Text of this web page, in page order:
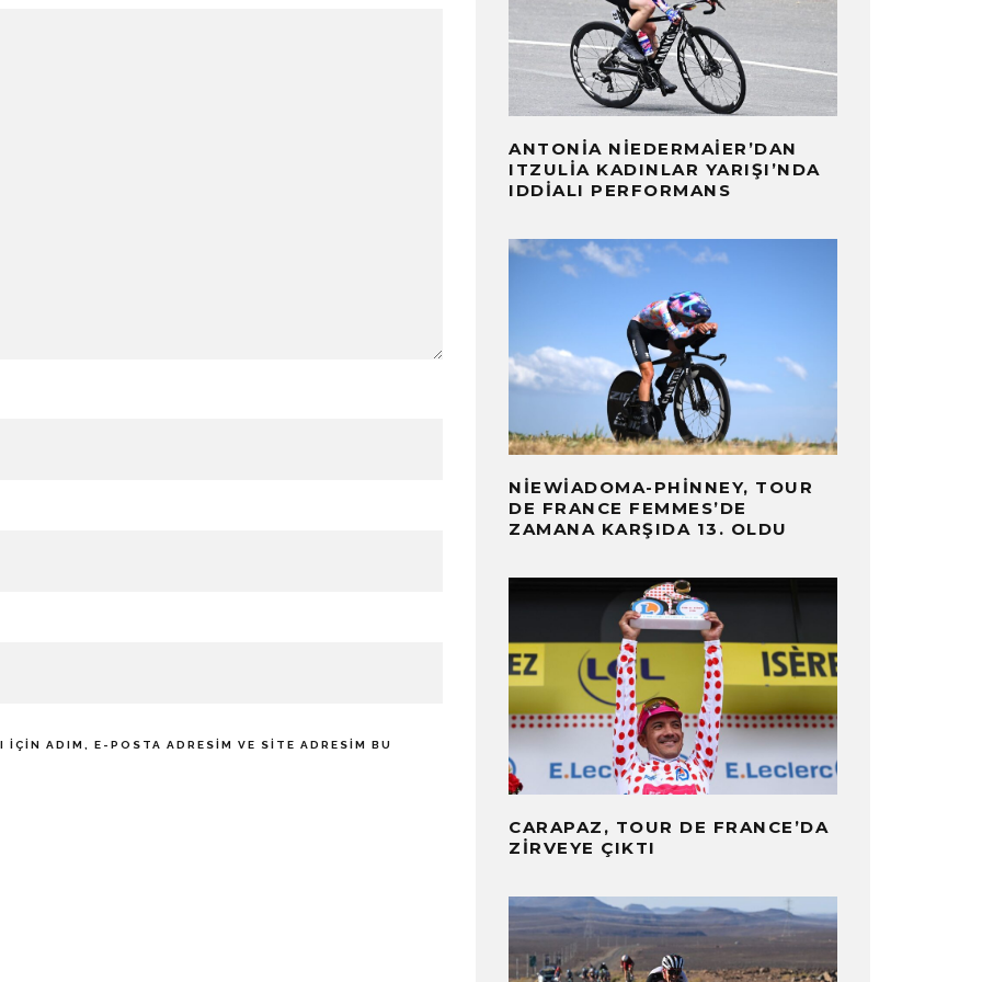
ADIM, E-POSTA ADRESIM VE SITE ADRESIM BU
ANTONIA NIEDERMAIER’DAN
ITZULIA KADINLAR YARIŞI’NDA
IDDIALI PERFORMANS
NIEWIADOMA-PHINNEY, TOUR
DE FRANCE FEMMES’DE
ZAMANA KARŞIDA 13. OLDU
CARAPAZ, TOUR DE FRANCE’DA
ZIRVEYE ÇIKTI